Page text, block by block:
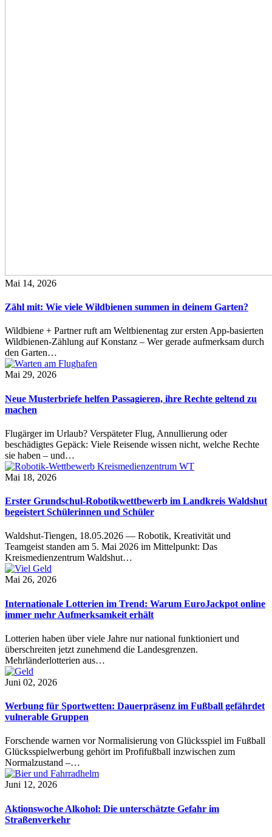
Mai 14, 2026
Zähl mit: Wie viele Wildbienen summen in deinem Garten?
Wildbiene + Partner ruft am Weltbienentag zur ersten App-basierten
Wildbienen-Zählung auf Konstanz – Wer gerade aufmerksam durch
den Garten…
Mai 29, 2026
Neue Musterbriefe helfen Passagieren, ihre Rechte geltend zu
machen
Flugärger im Urlaub? Verspäteter Flug, Annullierung oder
beschädigtes Gepäck: Viele Reisende wissen nicht, welche Rechte
sie haben – und…
Mai 18, 2026
Erster Grundschul-Robotikwettbewerb im Landkreis Waldshut
begeistert Schülerinnen und Schüler
Waldshut-Tiengen, 18.05.2026 — Robotik, Kreativität und
Teamgeist standen am 5. Mai 2026 im Mittelpunkt: Das
Kreismedienzentrum Waldshut…
Mai 26, 2026
Internationale Lotterien im Trend: Warum EuroJackpot online
immer mehr Aufmerksamkeit erhält
Lotterien haben über viele Jahre nur national funktioniert und
überschreiten jetzt zunehmend die Landesgrenzen.
Mehrländerlotterien aus…
Juni 02, 2026
Werbung für Sportwetten: Dauerpräsenz im Fußball gefährdet
vulnerable Gruppen
Forschende warnen vor Normalisierung von Glücksspiel im Fußball
Glücksspielwerbung gehört im Profifußball inzwischen zum
Normalzustand –…
Juni 12, 2026
Aktionswoche Alkohol: Die unterschätzte Gefahr im
Straßenverkehr